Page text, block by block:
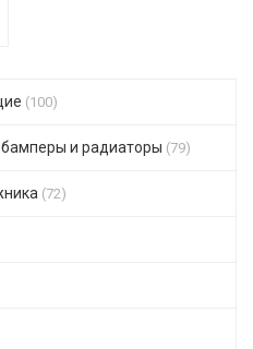
(100)
и радиаторы (79)
(72)